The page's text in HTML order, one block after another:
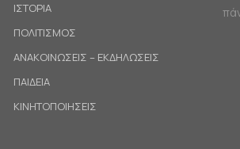
ΙΣΤΟΡΙΑ
ΠΟΛΙΤΙΣΜΟΣ
ΑΝΑΚΟΙΝΩΣΕΙΣ – ΕΚΔΗΛΩΣΕΙΣ
ΠΑΙΔΕΙΑ
ΚΙΝΗΤΟΠΟΙΗΣΕΙΣ